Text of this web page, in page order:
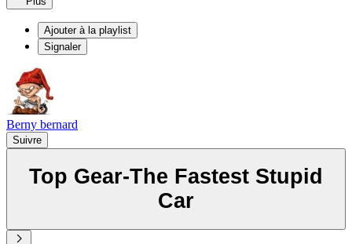
Ajouter à la playlist
Signaler
Berny bernard
Suivre
Top Gear-The Fastest Stupid
Car